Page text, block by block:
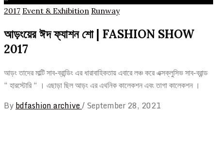
2017 Event & Exhibition Runway
আড়ংয়ের ঈদ ফ্যাশন শো | FASHION SHOW
2017
আড়ং তাদের মাল্টি সাব-ব্রান্ডিং এর ধারাবাহিকতায় এবারে লঞ্চ করে এক্সক্লুসিভ সাব-ব্রান্ড
“ হারস্টোরি “ । এছাড়া ছিল আড়ং এর এথনিক কালেকশন এবং তাগা কালেকশন ।
Bybdfashion archive/September 28, 2021